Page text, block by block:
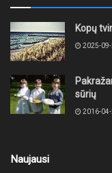
Kopų
2025-
sūrių
2016-
Naujausi